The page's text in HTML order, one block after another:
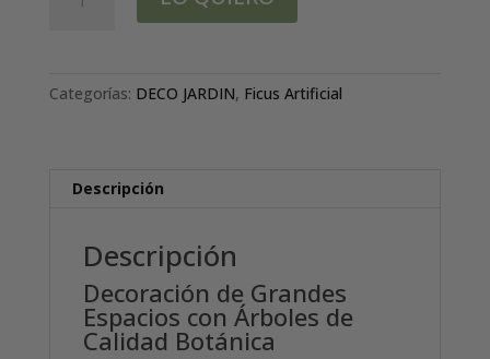
UMBRELLA
Categorías: DECO JARDIN, Ficus Artificial
Descripción
Descripción
Decoración de Grandes
Espacios con Árboles de
Calidad Botánica